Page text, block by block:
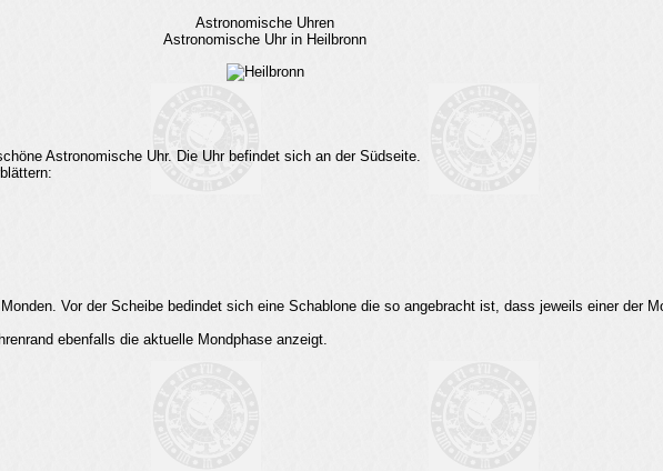
Astronomische Uhren
Astronomische Uhr in Heilbronn
Astronomische Uhr. Die Uhr befindet sich an der Südseite.
Vor der Scheibe bedindet sich eine Schablone die so angebracht ist, dass jeweils einer der
ebenfalls die aktuelle Mondphase anzeigt.